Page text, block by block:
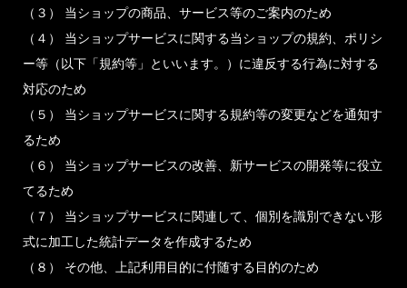
（３） 当ショップの商品、サービス等のご案内のため
（４） 当ショップサービスに関する当ショップの規約、ポリシ
ー等（以下「規約等」といいます。）に違反する行為に対する
対応のため
（５） 当ショップサービスに関する規約等の変更などを通知す
るため
（６） 当ショップサービスの改善、新サービスの開発等に役立
てるため
（７） 当ショップサービスに関連して、個別を識別できない形
式に加工した統計データを作成するため
（８） その他、上記利用目的に付随する目的のため